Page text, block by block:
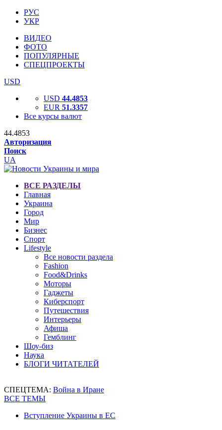
РУС
УКР
ВИДЕО
ФОТО
ПОПУЛЯРНЫЕ
СПЕЦПРОЕКТЫ
USD
USD 44.4853
EUR 51.3357
Все курсы валют
44.4853
Авторизация
Поиск
UA
ВСЕ РАЗДЕЛЫ
Главная
Украина
Город
Мир
Бизнес
Спорт
Lifestyle
Все новости раздела
Fashion
Food&Drinks
Моторы
Гаджеты
Киберспорт
Путешествия
Интерьеры
Афиша
Гемблинг
Шоу-биз
Наука
БЛОГИ ЧИТАТЕЛЕЙ
СПЕЦТЕМА: Война в Иране
ВСЕ ТЕМЫ
Вступление Украины в ЕС